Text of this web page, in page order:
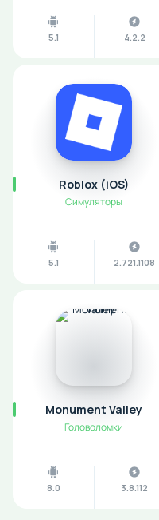
5.1 4.2.2
Roblox (iOS)
Симуляторы
5.1 2.721.1108
Monument Valley
Головоломки
8.0 3.8.112